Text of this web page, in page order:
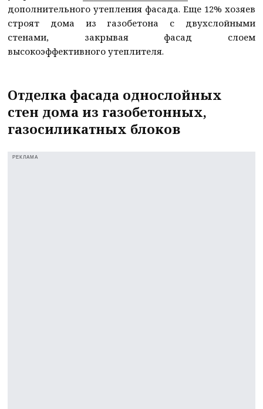
дополнительного утепления фасада. Еще 12% хозяев
строят дома из газобетона с двухслойными
стенами, закрывая фасад слоем
высокоэффективного утеплителя.
Отделка фасада однослойных
стен дома из газобетонных,
газосиликатных блоков
РЕКЛАМА